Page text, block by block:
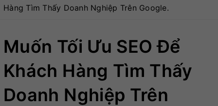
Hàng Tìm Thấy Doanh Nghiệp Trên Google.
Muốn Tối Ưu SEO Để
Khách Hàng Tìm Thấy
Doanh Nghiệp Trên